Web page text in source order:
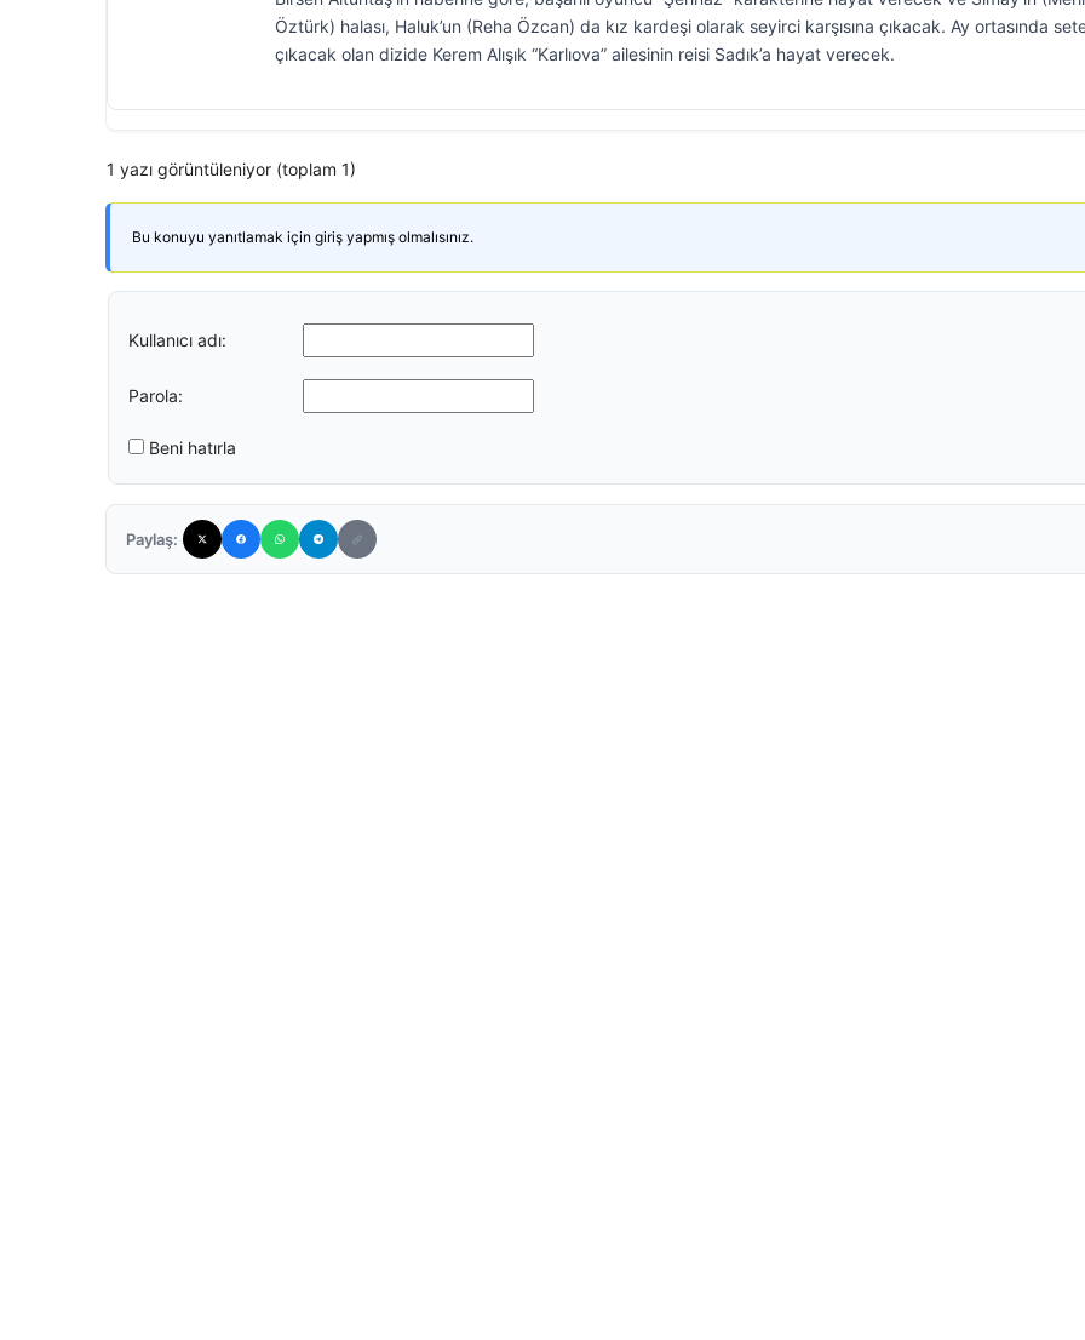
Öztürk) halası, Haluk’un (Reha Özcan) da kız kardeşi olarak seyirci karşısına çıkacak. Ay ortasında
çıkacak olan dizide Kerem Alışık “Karlıova” ailesinin reisi Sadık’a hayat verecek.
1 yazı görüntüleniyor (toplam 1)
Bu konuyu yanıtlamak için giriş yapmış olmalısınız.
Kullanıcı adı:
Parola:
Beni hatırla
Paylaş: